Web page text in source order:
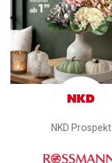
NKD Prospekt